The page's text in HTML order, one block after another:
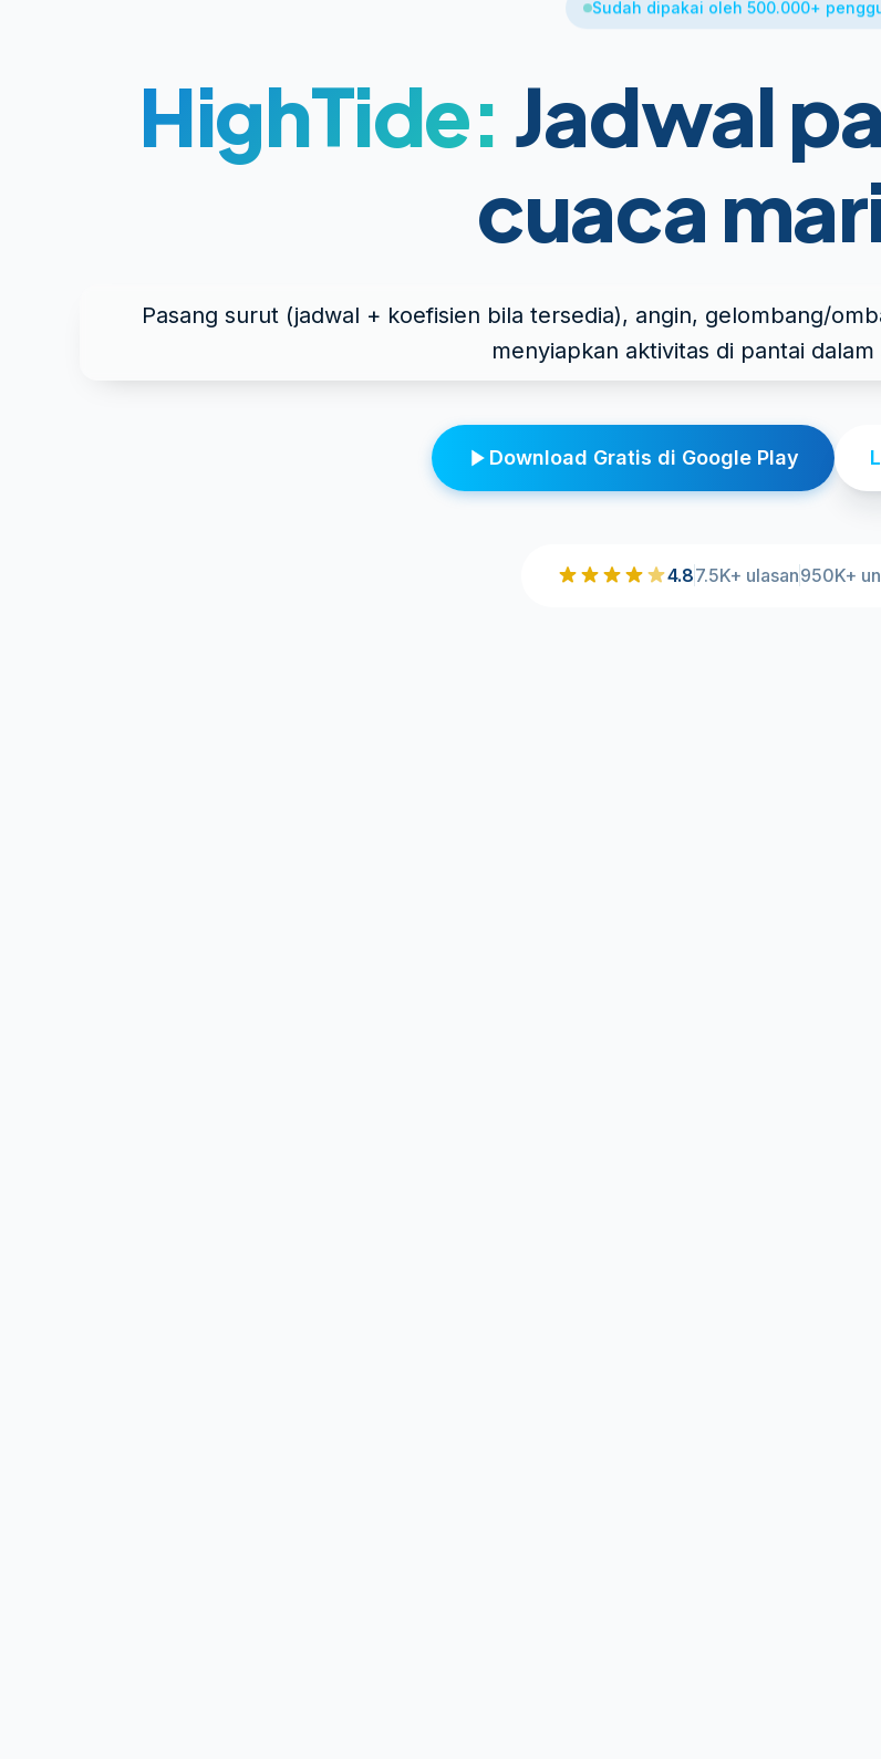
Sudah dipakai oleh 500.000+
HighTide: Jadwal
cuaca
Pasang surut (jadwal + koefisien bila tersedia), angin, gelombang/
menyiapkan aktivitas di pantai dalam
Download Gratis di Google Play
4.87.5K+ ulasan950K+